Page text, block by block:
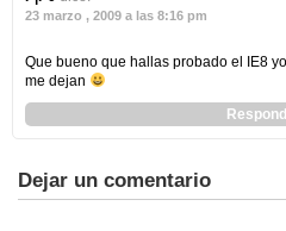
23 marzo , 2009 a las 8:16 pm
Que bueno que hallas probado el IE8
me dejan
Dejar un comentario